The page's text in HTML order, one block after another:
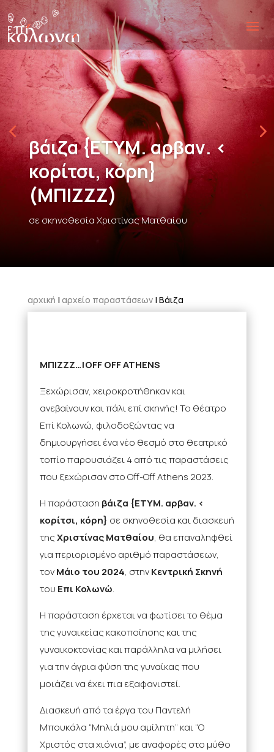
βάιζα {ΕΤΥΜ. αρβαν. <
κορίτσι, κόρη}
(ΜΠΙΖΖΖ)
σε σκηνοθεσία Χριστίνας Ματθαίου
αρχική | αρχείο παραστάσεων | Βάιζα
ΜΠΙΖΖΖ…!OFF OFF ATHENS
Ξεχώρισαν, χειροκροτήθηκαν και
ανεβαίνουν και πάλι επί σκηνής! Το θέατρο
Επί Κολωνώ, φιλοδοξώντας να
δημιουργήσει ένα νέο θεσμό στο θεατρικό
τοπίο παρουσιάζει 4 από τις παραστάσεις
που ξεχώρισαν στο Off-Off Athens 2023.
Η παράσταση βάιζα {ΕΤΥΜ. αρβαν. <
κορίτσι, κόρη} σε σκηνοθεσία και διασκευή
τηςΧριστίνας Ματθαίου, θα επαναληφθεί
για περιορισμένο αριθμό παραστάσεων,
τονΜάιο του 2024, στηνΚεντρική Σκηνή
του Επι Κολωνώ.
Η παράσταση έρχεται να φωτίσει το θέμα
της γυναικείας κακοποίησης και της
γυναικοκτονίας και παράλληλα να μιλήσει
για την άγρια φύση της γυναίκας που
μοιάζει να έχει πια εξαφανιστεί.
Διασκευή από τα έργα του Παντελή
Μπουκάλα “Μηλιά μου αμίλητη” και “Ο
Χριστός στα χιόνια”, με αναφορές στο μύθο